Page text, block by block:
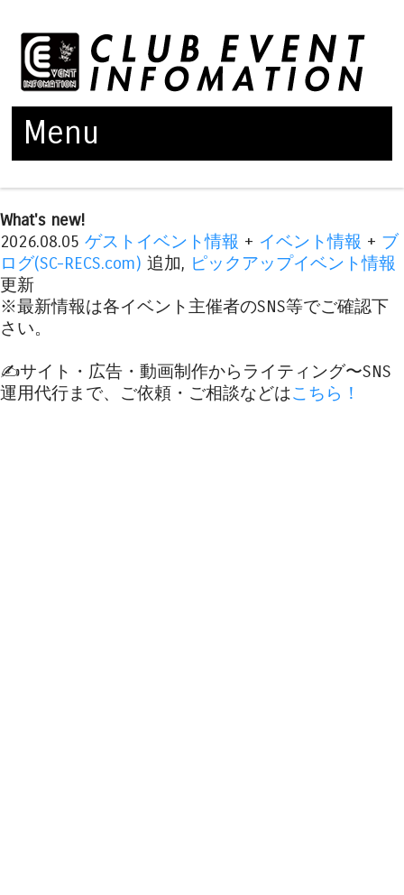
Menu
What's new!
2026.08.05 ゲストイベント情報 + イベント情報 + ブ
ログ(SC-RECS.com) 追加, ピックアップイベント情報
更新
※最新情報は各イベント主催者のSNS等でご確認下
さい。
✍️サイト・広告・動画制作からライティング〜SNS
運用代行まで、ご依頼・ご相談などはこちら！